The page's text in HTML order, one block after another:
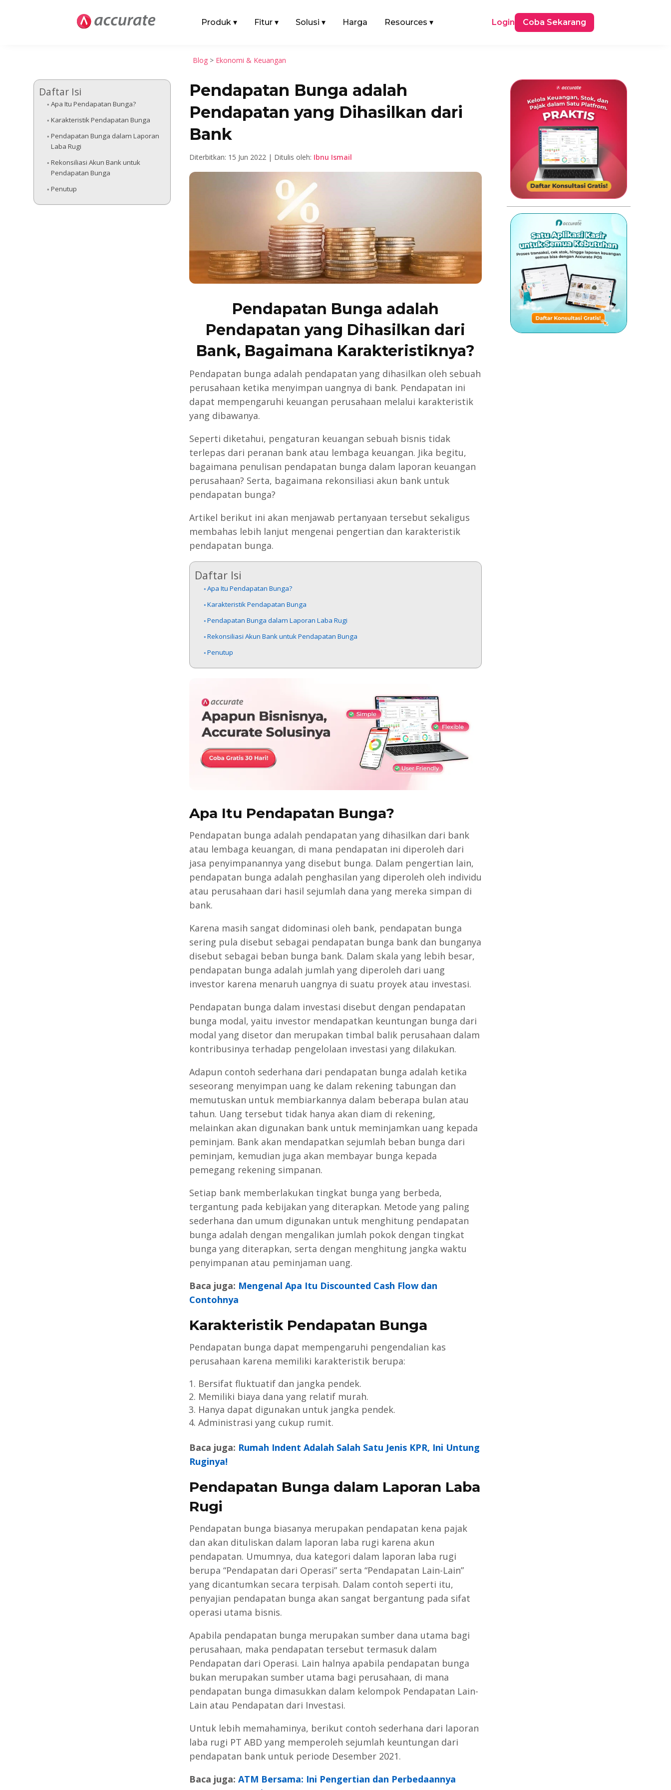
Produk ▾ Fitur ▾ Solusi ▾ Harga Resources ▾ Login Coba Sekarang
Blog > Ekonomi & Keuangan
Daftar Isi
Apa Itu Pendapatan Bunga?
Karakteristik Pendapatan Bunga
Pendapatan Bunga dalam Laporan
Laba Rugi
Rekonsiliasi Akun Bank untuk
Pendapatan Bunga
Penutup
Pendapatan Bunga adalah
Pendapatan yang Dihasilkan dari
Bank
Diterbitkan: 15 Jun 2022 | Ditulis oleh: Ibnu Ismail
Pendapatan Bunga adalah
Pendapatan yang Dihasilkan dari
Bank, Bagaimana Karakteristiknya?
Pendapatan bunga adalah pendapatan yang dihasilkan oleh sebuah
perusahaan ketika menyimpan uangnya di bank. Pendapatan ini
dapat mempengaruhi keuangan perusahaan melalui karakteristik
yang dibawanya.
Seperti diketahui, pengaturan keuangan sebuah bisnis tidak
terlepas dari peranan bank atau lembaga keuangan. Jika begitu,
bagaimana penulisan pendapatan bunga dalam laporan keuangan
perusahaan? Serta, bagaimana rekonsiliasi akun bank untuk
pendapatan bunga?
Artikel berikut ini akan menjawab pertanyaan tersebut sekaligus
membahas lebih lanjut mengenai pengertian dan karakteristik
pendapatan bunga.
Daftar Isi
Apa Itu Pendapatan Bunga?
Karakteristik Pendapatan Bunga
Pendapatan Bunga dalam Laporan Laba Rugi
Rekonsiliasi Akun Bank untuk Pendapatan Bunga
Penutup
Apa Itu Pendapatan Bunga?
Pendapatan bunga adalah pendapatan yang dihasilkan dari bank
atau lembaga keuangan, di mana pendapatan ini diperoleh dari
jasa penyimpanannya yang disebut bunga. Dalam pengertian lain,
pendapatan bunga adalah penghasilan yang diperoleh oleh individu
atau perusahaan dari hasil sejumlah dana yang mereka simpan di
bank.
Karena masih sangat didominasi oleh bank, pendapatan bunga
sering pula disebut sebagai pendapatan bunga bank dan bunganya
disebut sebagai beban bunga bank. Dalam skala yang lebih besar,
pendapatan bunga adalah jumlah yang diperoleh dari uang
investor karena menaruh uangnya di suatu proyek atau investasi.
Pendapatan bunga dalam investasi disebut dengan pendapatan
bunga modal, yaitu investor mendapatkan keuntungan bunga dari
modal yang disetor dan merupakan timbal balik perusahaan dalam
kontribusinya terhadap pengelolaan investasi yang dilakukan.
Adapun contoh sederhana dari pendapatan bunga adalah ketika
seseorang menyimpan uang ke dalam rekening tabungan dan
memutuskan untuk membiarkannya dalam beberapa bulan atau
tahun. Uang tersebut tidak hanya akan diam di rekening,
melainkan akan digunakan bank untuk meminjamkan uang kepada
peminjam. Bank akan mendapatkan sejumlah beban bunga dari
peminjam, kemudian juga akan membayar bunga kepada
pemegang rekening simpanan.
Setiap bank memberlakukan tingkat bunga yang berbeda,
tergantung pada kebijakan yang diterapkan. Metode yang paling
sederhana dan umum digunakan untuk menghitung pendapatan
bunga adalah dengan mengalikan jumlah pokok dengan tingkat
bunga yang diterapkan, serta dengan menghitung jangka waktu
penyimpanan atau peminjaman uang.
Baca juga: Mengenal Apa Itu Discounted Cash Flow dan
Contohnya
Karakteristik Pendapatan Bunga
Pendapatan bunga dapat mempengaruhi pengendalian kas
perusahaan karena memiliki karakteristik berupa:
Bersifat fluktuatif dan jangka pendek.
Memiliki biaya dana yang relatif murah.
Hanya dapat digunakan untuk jangka pendek.
Administrasi yang cukup rumit.
Baca juga: Rumah Indent Adalah Salah Satu Jenis KPR, Ini Untung
Ruginya!
Pendapatan Bunga dalam Laporan Laba
Rugi
Pendapatan bunga biasanya merupakan pendapatan kena pajak
dan akan dituliskan dalam laporan laba rugi karena akun
pendapatan. Umumnya, dua kategori dalam laporan laba rugi
berupa “Pendapatan dari Operasi” serta “Pendapatan Lain-Lain”
yang dicantumkan secara terpisah. Dalam contoh seperti itu,
penyajian pendapatan bunga akan sangat bergantung pada sifat
operasi utama bisnis.
Apabila pendapatan bunga merupakan sumber dana utama bagi
perusahaan, maka pendapatan tersebut termasuk dalam
Pendapatan dari Operasi. Lain halnya apabila pendapatan bunga
bukan merupakan sumber utama bagi perusahaan, di mana
pendapatan bunga dimasukkan dalam kelompok Pendapatan Lain-
Lain atau Pendapatan dari Investasi.
Untuk lebih memahaminya, berikut contoh sederhana dari laporan
laba rugi PT ABD yang memperoleh sejumlah keuntungan dari
pendapatan bank untuk periode Desember 2021.
Baca juga: ATM Bersama: Ini Pengertian dan Perbedaannya